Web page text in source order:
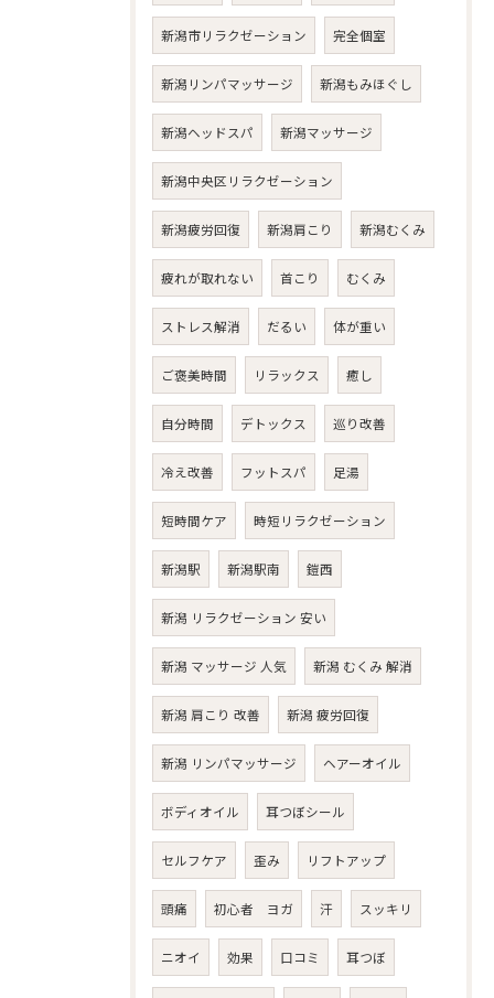
新潟市リラクゼーション 完全個室
新潟リンパマッサージ 新潟もみほぐし
新潟ヘッドスパ 新潟マッサージ
新潟中央区リラクゼーション
新潟疲労回復 新潟肩こり 新潟むくみ
疲れが取れない 首こり むくみ
ストレス解消 だるい 体が重い
ご褒美時間 リラックス 癒し
自分時間 デトックス 巡り改善
冷え改善 フットスパ 足湯
短時間ケア 時短リラクゼーション
新潟駅 新潟駅南 鎧西
新潟 リラクゼーション 安い
新潟 マッサージ 人気 新潟 むくみ 解消
新潟 肩こり 改善 新潟 疲労回復
新潟 リンパマッサージ ヘアーオイル
ボディオイル 耳つぼシール
セルフケア 歪み リフトアップ
頭痛 初心者 ヨガ 汗 スッキリ
ニオイ 効果 口コミ 耳つぼ